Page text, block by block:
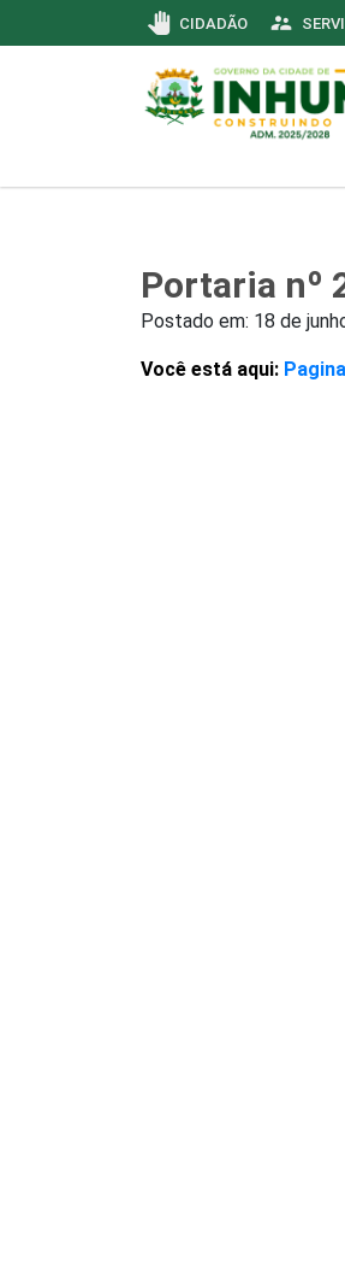
pan_tool CIDADÃO supervisor_account
Portaria nº
Postado em: 18 de
Você está aqui: